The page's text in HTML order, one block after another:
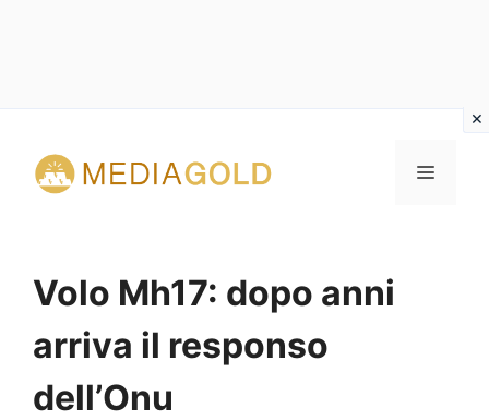
contenuto
MENU
Volo Mh17: dopo anni
arriva il responso
dell’Onu